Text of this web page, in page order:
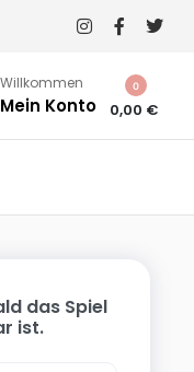
Willkommen
Mein Konto 0,00 €
0
das Spiel
ist.